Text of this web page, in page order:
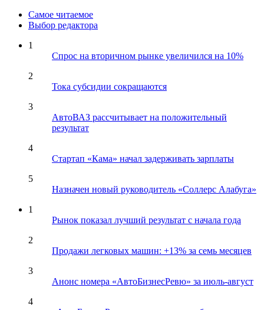
Самое читаемое
Выбор редактора
1
Спрос на вторичном рынке увеличился на 10%
2
Тока субсидии сокращаются
3
АвтоВАЗ рассчитывает на положительный
результат
4
Стартап «Кама» начал задерживать зарплаты
5
Назначен новый руководитель «Соллерс Алабуга»
1
Рынок показал лучший результат с начала года
2
Продажи легковых машин: +13% за семь месяцев
3
Анонс номера «АвтоБизнесРевю» за июль-август
4